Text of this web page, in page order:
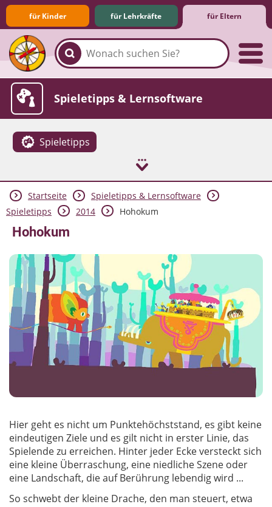
für Kinder für Lehrkräfte für Eltern
Familie & Medien
Spieletipps & Lernsoftware
Spieletipps
Die Jüngsten im Netz
Lexikon
Aktuelles
Startseite
Spieletipps & Lernsoftware
Spieletipps
2014 Hohokum
Hohokum
Hier geht es nicht um Punktehöchststand, es gibt keine
eindeutigen Ziele und es gilt nicht in erster Linie, das
Spielende zu erreichen. Hinter jeder Ecke versteckt sich
eine kleine Überraschung, eine niedliche Szene oder
eine Landschaft, die auf Berührung lebendig wird ...
So schwebt der kleine Drache, den man steuert, etwa